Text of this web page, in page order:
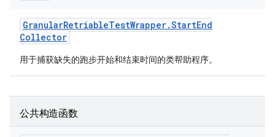
GranularRetriableTestWrapper.StartEnd
Collector
用于捕获缺失的跑步开始和结束时间的类帮助程序。
公共构造函数